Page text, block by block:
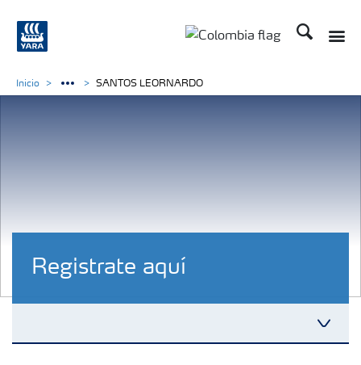
Buscar
Registrate aquí
Inicio SANTOS LEORNARDO